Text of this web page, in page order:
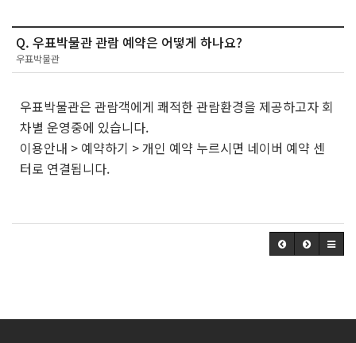
Q. 우표박물관 관람 예약은 어떻게 하나요?
우표박물관
우표박물관은 관람객에게 쾌적한 관람환경을 제공하고자 회
차별 운영중에 있습니다.
이용안내 > 예약하기 > 개인 예약 누르시면 네이버 예약 센
터로 연결됩니다.